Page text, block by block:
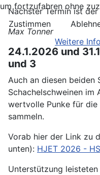
Nächster Termin ist
Max Tonner
24.1.2026 und
und 3
Auch an diesen beiden
Schachelschweinen im
wertvolle Punke für
sammeln.
Vorab hier der Link zu
unten): HJET 2026 -
Unterstützung
um fortzufahren ohne
Zustimmen
Weitere